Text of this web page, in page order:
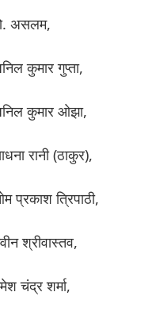
असलम,
कुमार गुप्ता,
कुमार ओझा,
रानी (ठाकुर),
प्रकाश त्रिपाठी,
श्रीवास्तव,
चंद्र शर्मा,